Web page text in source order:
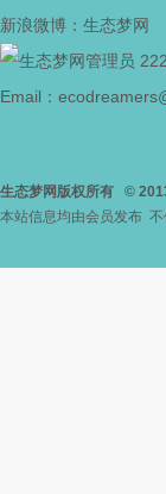
新浪微博：生态梦网
Email：
生态梦网版权所有 ©
本站信息均由会员发布